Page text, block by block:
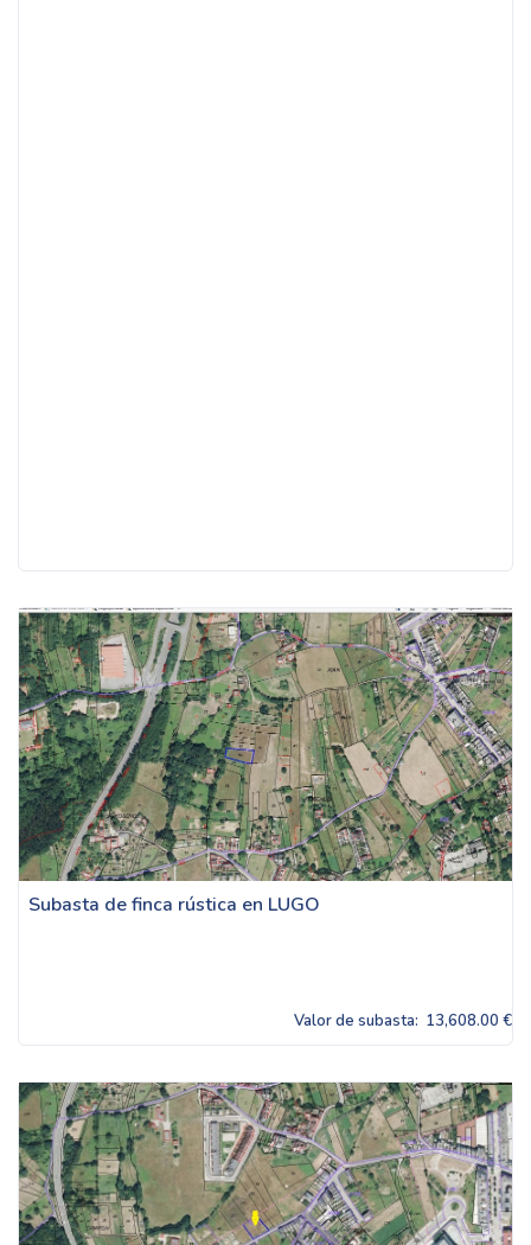
Subasta de finca rústica en LUGO
Valor de subasta: 13,608.00 €